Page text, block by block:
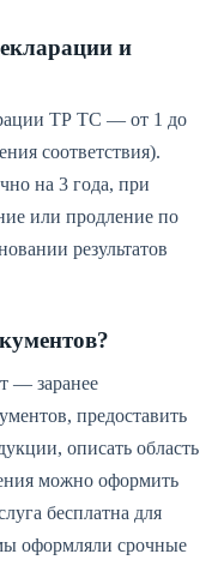
и
ТР ТС — от 1 до
соответствия).
на 3 года, при
или продление по
результатов
— заранее
предоставить
описать область
можно оформить
бесплатна для
оформляли срочные